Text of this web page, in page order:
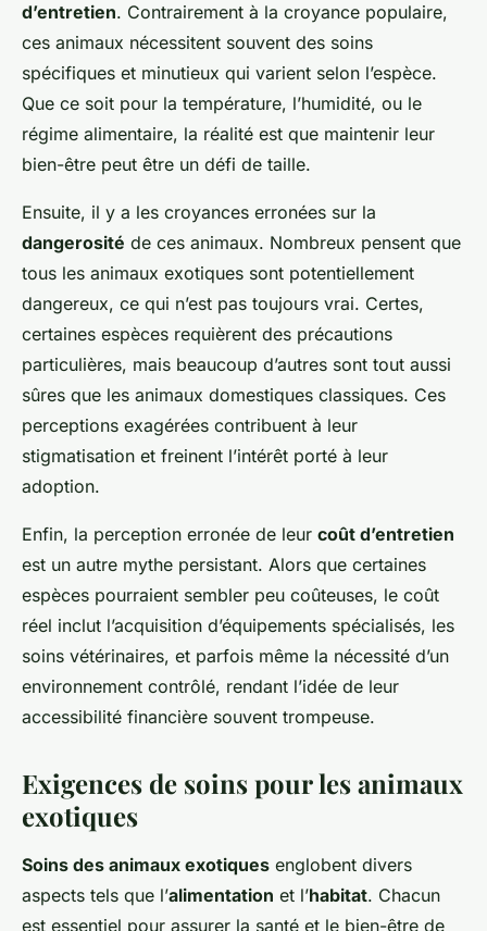
d’entretien. Contrairement à la croyance populaire,
ces animaux nécessitent souvent des soins
spécifiques et minutieux qui varient selon l’espèce.
Que ce soit pour la température, l’humidité, ou le
régime alimentaire, la réalité est que maintenir leur
bien-être peut être un défi de taille.
Ensuite, il y a les croyances erronées sur la
dangerosité de ces animaux. Nombreux pensent que
tous les animaux exotiques sont potentiellement
dangereux, ce qui n’est pas toujours vrai. Certes,
certaines espèces requièrent des précautions
particulières, mais beaucoup d’autres sont tout aussi
sûres que les animaux domestiques classiques. Ces
perceptions exagérées contribuent à leur
stigmatisation et freinent l’intérêt porté à leur
adoption.
Enfin, la perception erronée de leur coût d’entretien
est un autre mythe persistant. Alors que certaines
espèces pourraient sembler peu coûteuses, le coût
réel inclut l’acquisition d’équipements spécialisés, les
soins vétérinaires, et parfois même la nécessité d’un
environnement contrôlé, rendant l’idée de leur
accessibilité financière souvent trompeuse.
Exigences de soins pour les animaux
exotiques
Soins des animaux exotiques englobent divers
aspects tels que l’alimentation et l’habitat. Chacun
est essentiel pour assurer la santé et le bien-être de